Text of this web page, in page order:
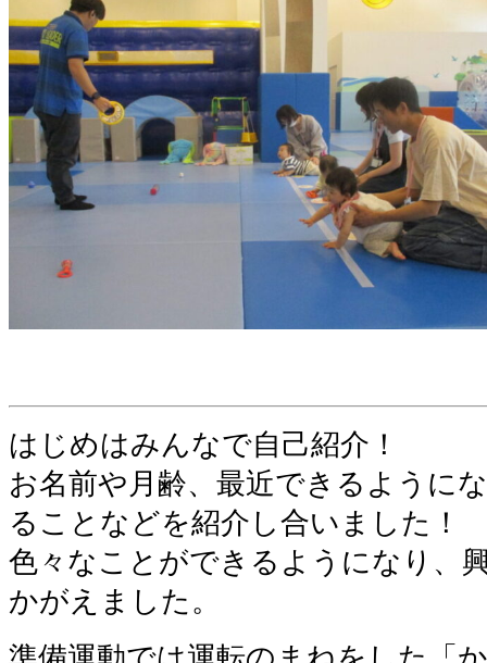
はじめはみんなで自己紹介！
お名前や月齢、最近できるように
ることなどを紹介し合いました！
色々なことができるようになり、
かがえました。